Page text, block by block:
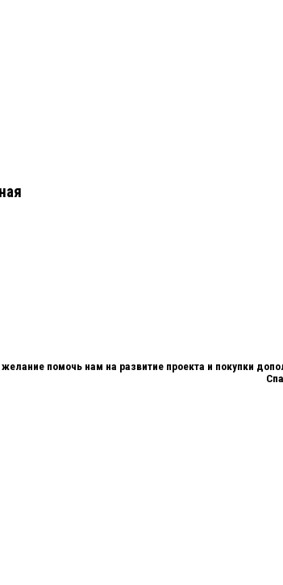
желание помочь нам на развитие проекта и покупки